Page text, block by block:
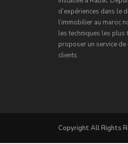
d’expériences dans le
l’immobilier au maroc
les techniques les plus
proposer un service de
clients.
Copyright All Rights